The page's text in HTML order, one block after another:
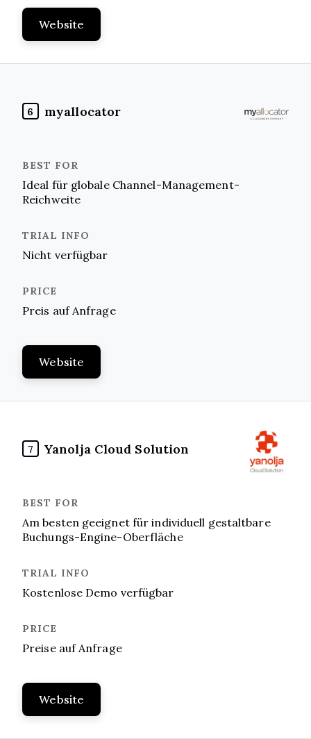
Website
6 myallocator
Ideal für globale Channel-Management-
Reichweite
Nicht verfügbar
Preis auf Anfrage
Website
7 Yanolja Cloud Solution
Am besten geeignet für individuell gestaltbare
Buchungs-Engine-Oberfläche
Kostenlose Demo verfügbar
Preise auf Anfrage
Website